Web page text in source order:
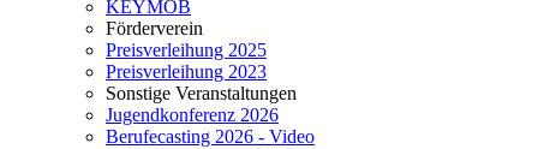
KEYMOB
Förderverein
Preisverleihung 2025
Preisverleihung 2023
Sonstige Veranstaltungen
Jugendkonferenz 2026
Berufecasting 2026 - Video